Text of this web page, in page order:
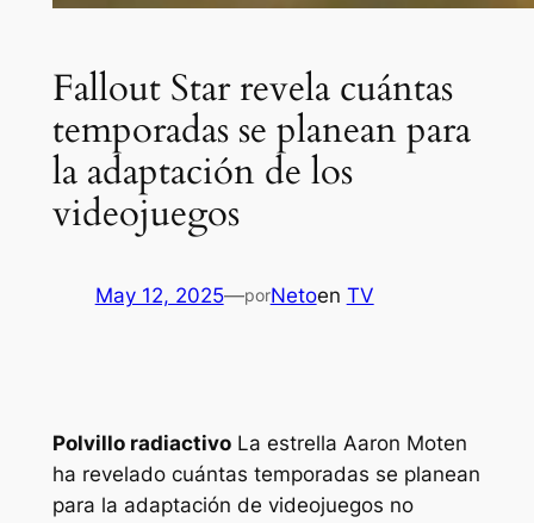
Fallout Star revela cuántas
temporadas se planean para
la adaptación de los
videojuegos
May 12, 2025—porNetoen TV
Polvillo radiactivoLa estrella Aaron Moten
ha revelado cuántas temporadas se planean
para la adaptación de videojuegos no